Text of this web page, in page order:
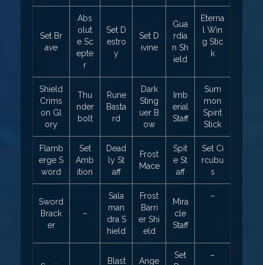
Set Br
ave
Abs
olut
e Sc
epte
r
Set D
estro
y
Set D
ivine
Gua
rdia
n Sh
ield
Eterna
l Win
g Stic
k
Shield
Crims
on Gl
ory
Thu
nder
bolt
Rune
Basta
rd
Dark
Sting
uer B
ow
Imb
erial
Staff
Sum
mon
Spirit
Stick
Flamb
erge S
word
Set
Amb
ition
Dead
ly St
aff
Frost
Mace
Spit
e St
aff
Set Ci
rcubu
s
Sword
Brack
er
–
Sala
man
dra S
hield
Frost
Barri
er Shi
eld
Mira
cle
Staff
–
Blast
Ange
Set
–